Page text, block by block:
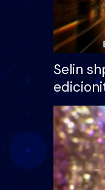
Selin
Brother
çmimin
mijë